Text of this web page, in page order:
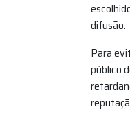
difusão.
Para
público